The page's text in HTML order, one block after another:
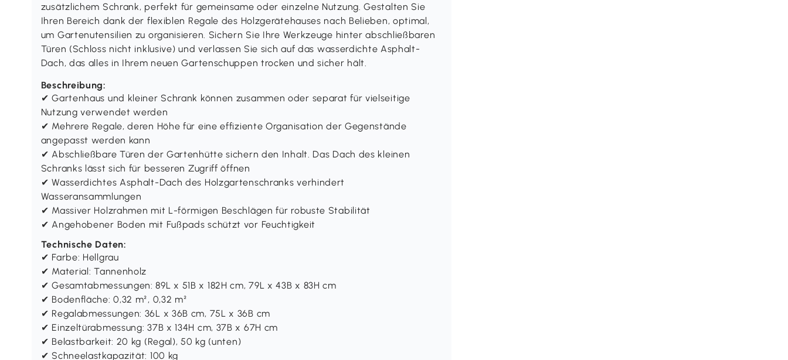
zusätzlichem Schrank, perfekt für gemeinsame oder einzelne Nutzung. Gestalten Sie
Ihren Bereich dank der flexiblen Regale des Holzgerätehauses nach Belieben, optimal,
um Gartenutensilien zu organisieren. Sichern Sie Ihre Werkzeuge hinter abschließbaren
Türen (Schloss nicht inklusive) und verlassen Sie sich auf das wasserdichte Asphalt-
Dach, das alles in Ihrem neuen Gartenschuppen trocken und sicher hält.
Beschreibung:
✔ Gartenhaus und kleiner Schrank können zusammen oder separat für vielseitige
Nutzung verwendet werden
✔ Mehrere Regale, deren Höhe für eine effiziente Organisation der Gegenstände
angepasst werden kann
✔ Abschließbare Türen der Gartenhütte sichern den Inhalt. Das Dach des kleinen
Schranks lässt sich für besseren Zugriff öffnen
✔ Wasserdichtes Asphalt-Dach des Holzgartenschranks verhindert
Wasseransammlungen
✔ Massiver Holzrahmen mit L-förmigen Beschlägen für robuste Stabilität
✔ Angehobener Boden mit Fußpads schützt vor Feuchtigkeit
Technische Daten:
✔ Farbe: Hellgrau
✔ Material: Tannenholz
✔ Gesamtabmessungen: 89L x 51B x 182H cm, 79L x 43B x 83H cm
✔ Bodenfläche: 0,32 m², 0,32 m²
✔ Regalabmessungen: 36L x 36B cm, 75L x 36B cm
✔ Einzeltürabmessung: 37B x 134H cm, 37B x 67H cm
✔ Belastbarkeit: 20 kg (Regal), 50 kg (unten)
✔ Schneelastkapazität: 100 kg